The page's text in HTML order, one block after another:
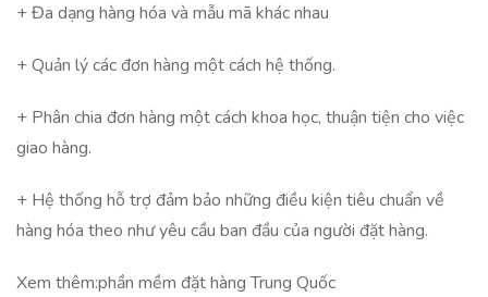
+ Đa dạng hàng hóa và mẫu mã khác nhau
+ Quản lý các đơn hàng một cách hệ thống.
+ Phân chia đơn hàng một cách khoa học, thuận tiện cho việc
giao hàng.
+ Hệ thống hỗ trợ đảm bảo những điều kiện tiêu chuẩn về
hàng hóa theo như yêu cầu ban đầu của người đặt hàng.
Xem thêm:phần mềm đặt hàng Trung Quốc